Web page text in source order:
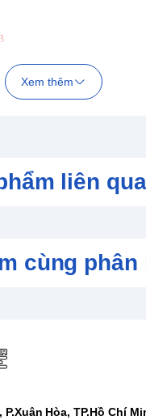
Xem thêm
liên
cùng phân
Hòa, TP.Hồ Chí